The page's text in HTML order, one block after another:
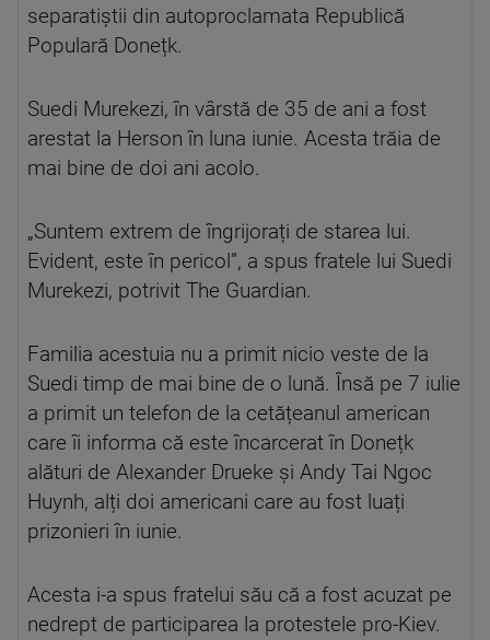
separatiștii din autoproclamata Republică
Populară Donețk.
Suedi Murekezi, în vârstă de 35 de ani a fost
arestat la Herson în luna iunie. Acesta trăia de
mai bine de doi ani acolo.
„Suntem extrem de îngrijorați de starea lui.
Evident, este în pericol”, a spus fratele lui Suedi
Murekezi, potrivit The Guardian.
Familia acestuia nu a primit nicio veste de la
Suedi timp de mai bine de o lună. Însă pe 7 iulie
a primit un telefon de la cetățeanul american
care îi informa că este încarcerat în Donețk
alături de Alexander Drueke și Andy Tai Ngoc
Huynh, alți doi americani care au fost luați
prizonieri în iunie.
Acesta i-a spus fratelui său că a fost acuzat pe
nedrept de participarea la protestele pro-Kiev.